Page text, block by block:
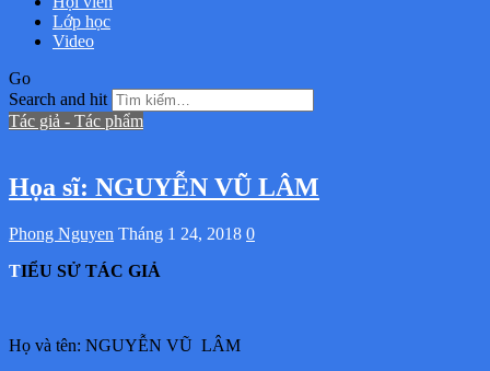
Lớp học
Video
Go
Search and hit
Tác giả - Tác phẩm
Họa sĩ: NGUYỄN VŨ LÂM
Phong Nguyen Tháng 1 24, 2018 0
TIỂU SỬ TÁC GIẢ
Họ và tên: NGUYỄN VŨ LÂM